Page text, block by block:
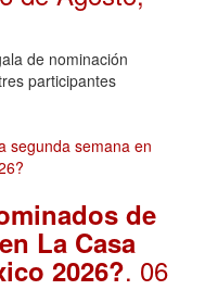
de nominación
participantes
de
La Casa
2026?. 06